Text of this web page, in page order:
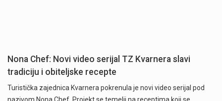
Nona Chef: Novi video serijal TZ Kvarnera slavi
tradiciju i obiteljske recepte
Turistička zajednica Kvarnera pokrenula je novi video serijal pod
nazivom Nona Chef. Projekt se temelji na receptima koji se